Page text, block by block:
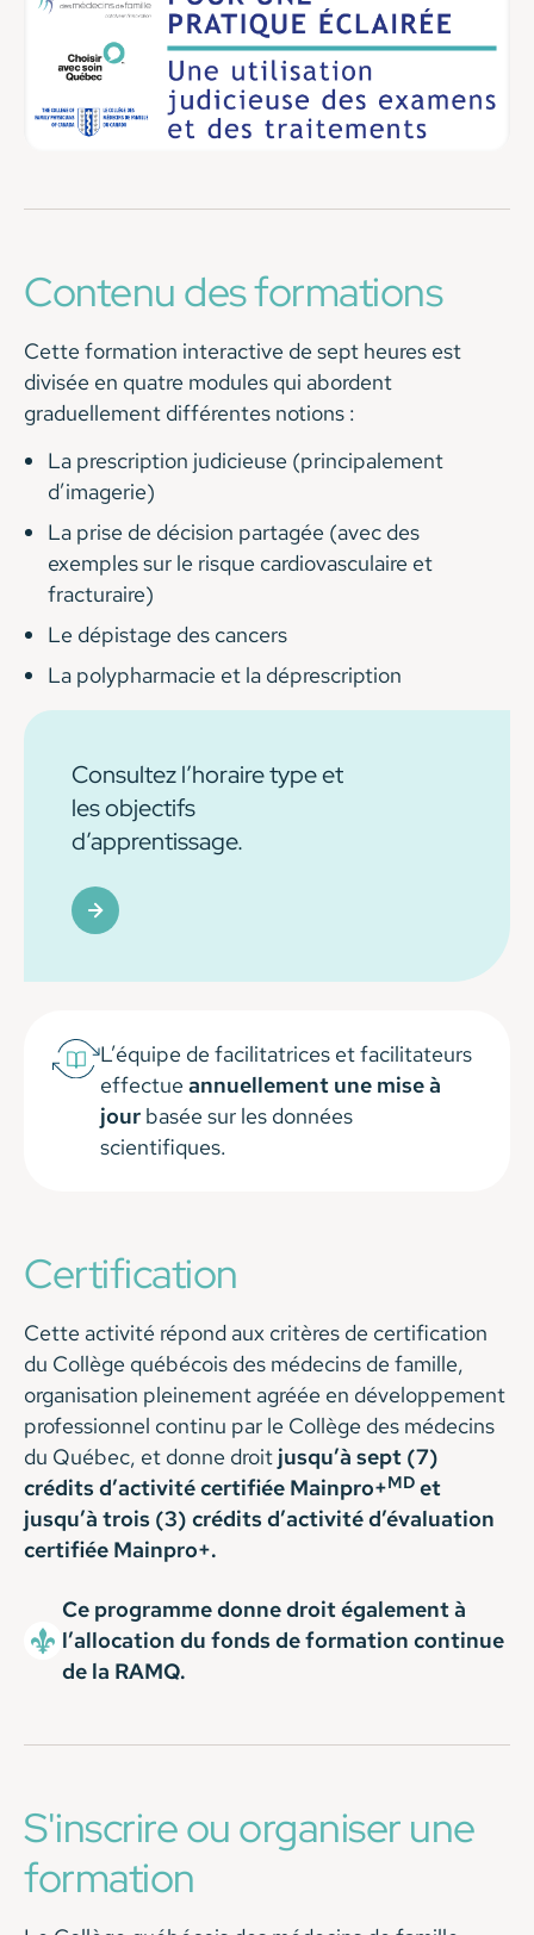
Contenu des formations
Cette formation interactive de sept heures est
divisée en quatre modules qui abordent
graduellement différentes notions :
La prescription judicieuse (principalement
d’imagerie)
La prise de décision partagée (avec des
exemples sur le risque cardiovasculaire et
fracturaire)
Le dépistage des cancers
La polypharmacie et la déprescription
Consultez l’horaire type et
les objectifs
d’apprentissage.
L’équipe de facilitatrices et facilitateurs
effectue annuellement une mise à
jour basée sur les données
scientifiques.
Certification
Cette activité répond aux critères de certification
du Collège québécois des médecins de famille,
organisation pleinement agréée en développement
professionnel continu par le Collège des médecins
du Québec, et donne droit jusqu’à sept (7)
crédits d’activité certifiée Mainpro+MD et
jusqu’à trois (3) crédits d’activité d’évaluation
certifiée Mainpro+.
Ce programme donne droit également à
l’allocation du fonds de formation continue
de la RAMQ.
S'inscrire ou organiser une
formation